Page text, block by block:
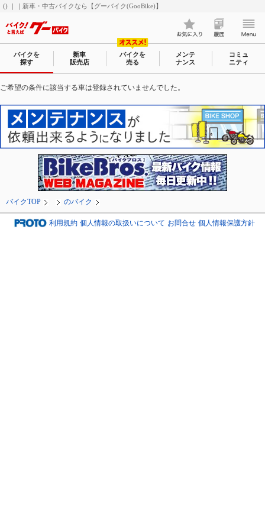
() ｜｜新車・中古バイクなら【グーバイク(GooBike)】
バイクを
探す
新車
販売店
バイクを
売る
メンテ
ナンス
コミュ
ニティ
ご希望の条件に該当する車は登録されていませんでした。
バイクTOP のバイク
利用規約 個人情報の取扱いについて お問合せ 個人情報保護方針